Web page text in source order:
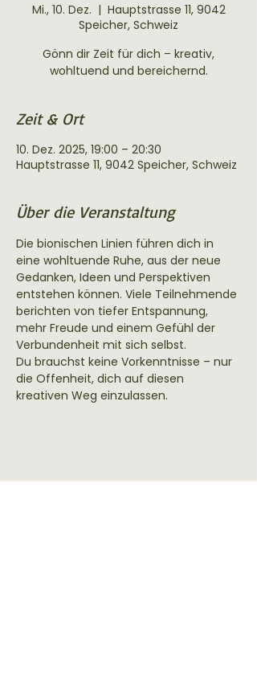
Mi., 10. Dez.
  |
Hauptstrasse 11, 9042
Speicher, Schweiz
Gönn dir Zeit für dich – kreativ,
wohltuend und bereichernd.
Zeit & Ort
10. Dez. 2025, 19:00 – 20:30
Hauptstrasse 11, 9042 Speicher, Schweiz
Über die Veranstaltung
Die bionischen Linien führen dich in
eine wohltuende Ruhe, aus der neue
Gedanken, Ideen und Perspektiven
entstehen können. Viele Teilnehmende
berichten von tiefer Entspannung,
mehr Freude und einem Gefühl der
Verbundenheit mit sich selbst.
Du brauchst keine Vorkenntnisse – nur
die Offenheit, dich auf diesen
kreativen Weg einzulassen.